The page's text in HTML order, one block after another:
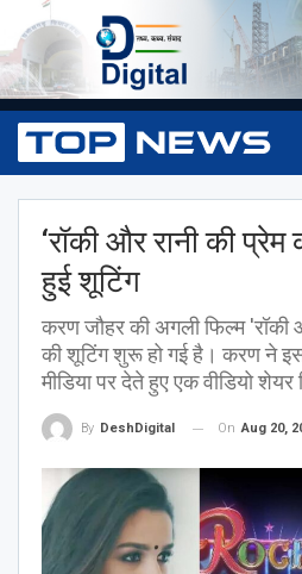
‘रॉकी और रानी की
हुई शूटिंग
करण जौहर की अगली फिल्म 'रॉकी
की शूटिंग शुरू हो गई है। करण ने
मीडिया पर देते हुए एक वीडियो शेयर
By DeshDigital On Aug 20,